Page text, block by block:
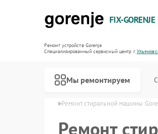
FIX-GORENJE
Ремонт устройств Gorenje
Специализированный cервисный центр г.
Мы ремонтируем
в Ульяновске Ремонт стиральной машины
Ремонт